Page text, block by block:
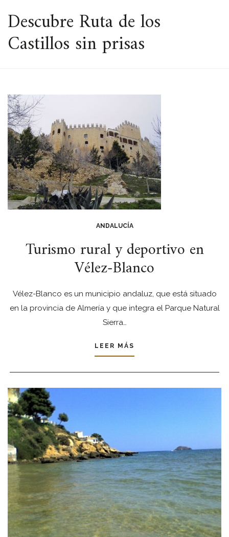
ESPACIO
Descubre Ruta de los
Castillos sin prisas
ANDALUCÍA
Turismo rural y deportivo en
Vélez-Blanco
Vélez-Blanco es un municipio andaluz, que está situado
en la provincia de Almería y que integra el Parque Natural
Sierra…
LEER MÁS